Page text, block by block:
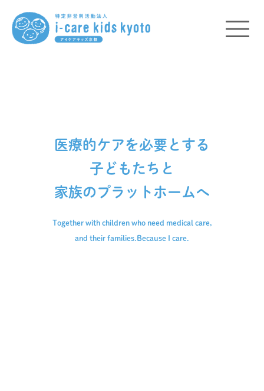
医療的ケアを必要とする
子どもたちと
家族のプラットホームへ
Together with children who need medical care,
and their families.Because I care.